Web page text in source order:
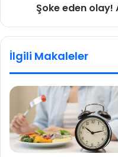
a
a
ş
Şoke eden olay!
İlgili Makaleler